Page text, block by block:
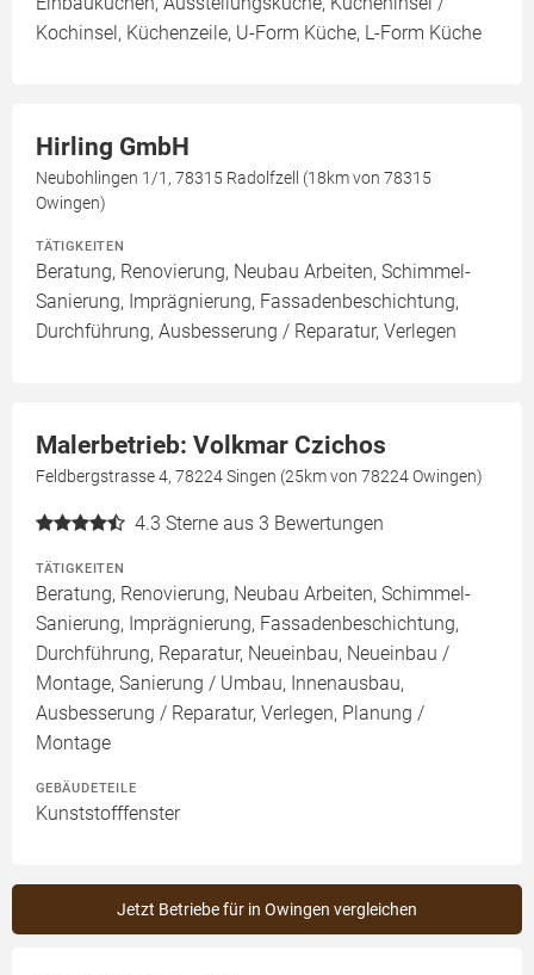
Kochinsel, Küchenzeile, U-Form Küche, L-Form Küche
Hirling GmbH
Neubohlingen 1/1, 78315 Radolfzell (18km von 78315
Owingen)
TÄTIGKEITEN
Beratung, Renovierung, Neubau Arbeiten, Schimmel-
Sanierung, Imprägnierung, Fassadenbeschichtung,
Durchführung, Ausbesserung / Reparatur, Verlegen
Malerbetrieb: Volkmar Czichos
Feldbergstrasse 4, 78224 Singen (25km von 78224 Owingen)
4.3 Sterne aus 3 Bewertungen
TÄTIGKEITEN
Beratung, Renovierung, Neubau Arbeiten, Schimmel-
Sanierung, Imprägnierung, Fassadenbeschichtung,
Durchführung, Reparatur, Neueinbau, Neueinbau /
Montage, Sanierung / Umbau, Innenausbau,
Ausbesserung / Reparatur, Verlegen, Planung /
Montage
GEBÄUDETEILE
Kunststofffenster
Jetzt Betriebe für in Owingen vergleichen